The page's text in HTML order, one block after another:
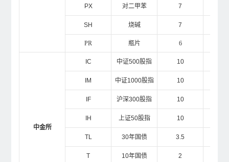
PX 对二甲苯 7
SH 烧碱 7
PR 瓶片 6
中金所
IC 中证500股指 10
IM 中证1000股指 10
IF 沪深300股指 10
IH 上证50股指 10
TL 30年国债 3.5
T 10年国债 2